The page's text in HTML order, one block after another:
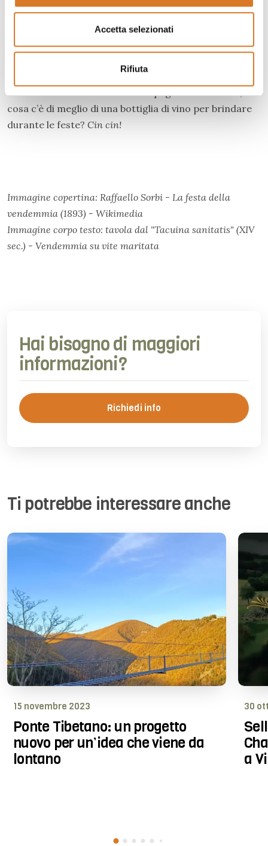
Accetta selezionati
Rifiuta
dalla coltivazione della vite maritata.
Ancora oggi, questo antico borgo di incontaminata
prodotti e piatti legati al territorio, ma mai senza un
cosa c’è di meglio di una bottiglia di vino per brindare
durante le feste? Cin cin!
Immagine copertina: Raffaello Sorbi - La festa della
vendemmia (1893) - Wikimedia
Immagine corpo testo: tavola dal "Tacuina sanitatis" (XIV
sec.) - Vendemmia su vite maritata
Hai bisogno di maggiori
informazioni?
Richiedi info
Ti potrebbe interessare anche
15 novembre 2023
Ponte Tibetano: un progetto
nuovo per un’idea che viene da
lontano
30
a